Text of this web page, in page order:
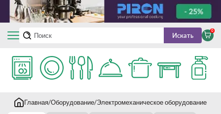
Искать
0
Главная Оборудование Электромеханическое оборудование